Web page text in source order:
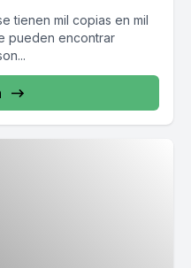
tienen mil copias en mil
pueden encontrar